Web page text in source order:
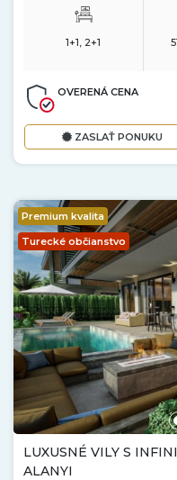
1+1, 2+1
OVERENÁ CENA
ZASLAŤ PONUKU
Premium kvalita
Turecké občianstvo
LUXUSNÉ VILY S
ALANYI